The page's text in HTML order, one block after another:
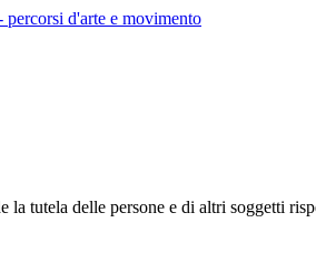
tutela delle persone e di altri soggetti